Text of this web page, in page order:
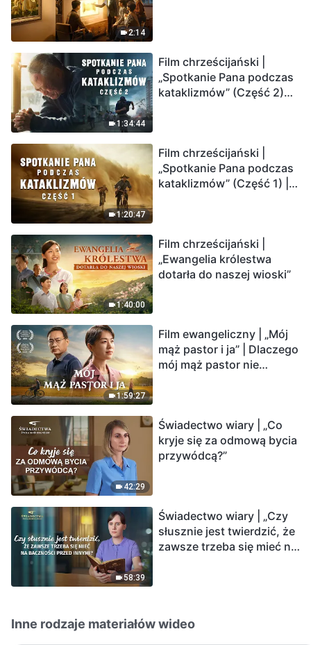
2:14
1:34:44
Film chrześcijański |
„Spotkanie Pana podczas
kataklizmów” (Część 2)
Ludzkość weszła w
odliczanie. Czy znalazłeś
już drogę ocalenia?
1:20:47
Film chrześcijański |
„Spotkanie Pana podczas
kataklizmów” (Część 1) |
1:40:00
Film chrześcijański |
„Ewangelia królestwa
dotarła do naszej wioski”
1:59:27
Film ewangeliczny | „Mój
mąż pastor i ja” | Dlaczego
mój mąż pastor nie
42:29
Świadectwo wiary | „Co
kryje się za odmową bycia
przywódcą?”
58:39
Świadectwo wiary | „Czy
słusznie jest twierdzić, że
zawsze trzeba się mieć na
Inne rodzaje materiałów wideo